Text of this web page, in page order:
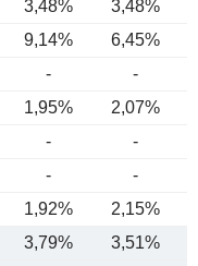
3,48% 3,48%
9,14% 6,45%
- -
1,95% 2,07%
-
-
-
-
1,92% 2,15%
3,79% 3,51%